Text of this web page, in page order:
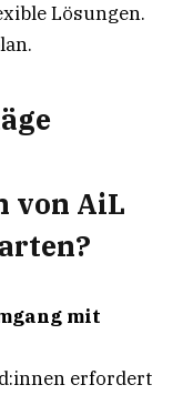
Lösungen.
von AiL
mit
erfordert